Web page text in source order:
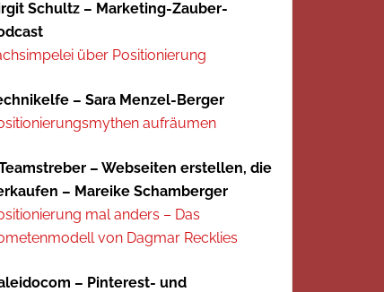
Schultz – Marketing-Zauber-
über Positionierung
– Sara Menzel-Berger
aufräumen
– Webseiten erstellen, die
– Mareike Schamberger
mal anders – Das
von Dagmar Recklies
– Pinterest- und